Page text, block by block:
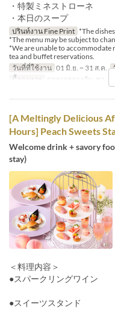
・特製ミネストローネ
・本日のスープ
ปรินท์งาน Fine Print *The
*The menu may be subject to
*We are unable to
tea and buffet reservations.
วันที่ที่ใช้งาน 01 มิ.ย. ~ 31 ส.ค.
มื้ออาหาร
อาหารกลางวัน, ชา, อ
[A Meltingly Delicious
Hours] Peach Sweets
Welcome drink + savory
stay)
＜料理内容＞
●スパークリングワイン
●スイーツスタンド